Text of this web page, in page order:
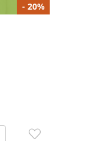
- 20%